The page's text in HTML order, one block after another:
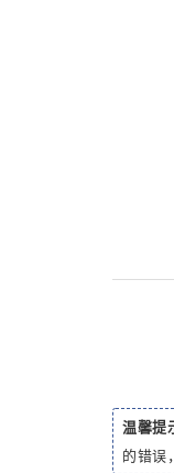
温馨提
的错误